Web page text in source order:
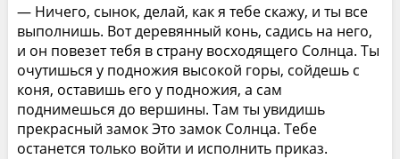
— Ничего, сынок, делай, как я тебе скажу, и ты все
выполнишь. Вот деревянный конь, садись на него,
и он повезет тебя в страну восходящего Солнца. Ты
очутишься у подножия высокой горы, сойдешь с
коня, оставишь его у подножия, а сам
поднимешься до вершины. Там ты увидишь
прекрасный замок Это замок Солнца. Тебе
останется только войти и исполнить приказ.